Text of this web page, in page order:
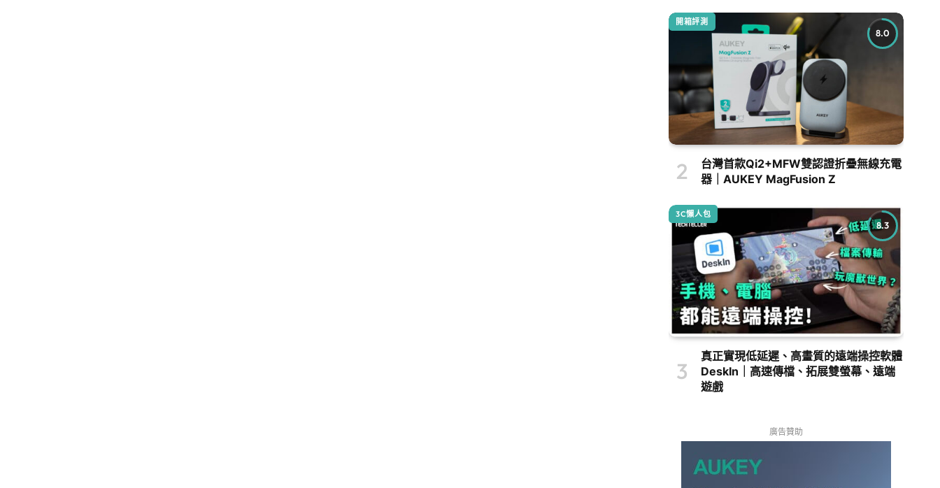
8.0
開箱評測
台灣首款Qi2+MFW雙認證折疊無線充電
器｜AUKEY MagFusion Z
8.3
3C懶人包
真正實現低延遲、高畫質的遠端操控軟體
DeskIn｜高速傳檔、拓展雙螢幕、遠端
遊戲
廣告贊助